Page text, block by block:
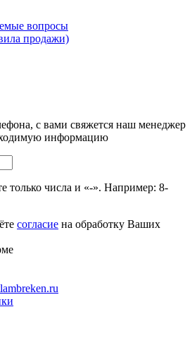
вопросы
продажи)
с вами свяжется наш менеджер
информацию
только числа и «-». Например: 8-
согласие на обработку Ваших